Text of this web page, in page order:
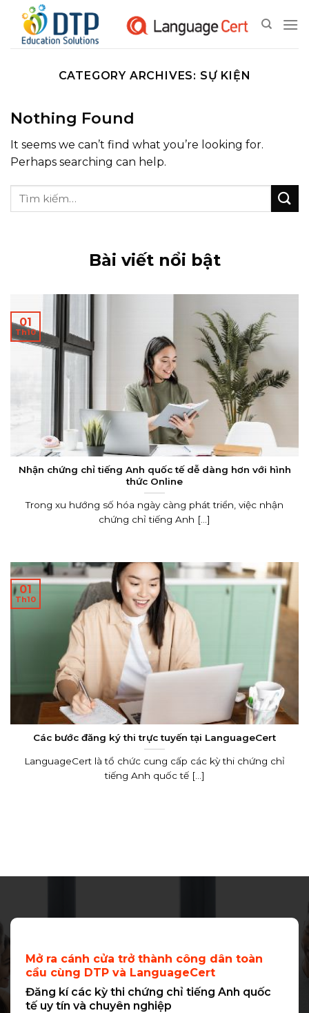
content
CATEGORY ARCHIVES: SỰ KIỆN
Nothing Found
It seems we can’t find what you’re looking for.
Perhaps searching can help.
Bài viết nổi bật
Nhận chứng chỉ tiếng Anh quốc tế dễ dàng hơn với hình
thức Online
Trong xu hướng số hóa ngày càng phát triển, việc nhận
chứng chỉ tiếng Anh [...]
01
Th10
Các bước đăng ký thi trực tuyến tại LanguageCert
LanguageCert là tổ chức cung cấp các kỳ thi chứng chỉ
tiếng Anh quốc tế [...]
01
Th10
Mở ra cánh cửa trở thành công dân toàn
cầu cùng DTP và LanguageCert
Đăng kí các kỳ thi chứng chỉ tiếng Anh quốc
tế uy tín và chuyên nghiệp